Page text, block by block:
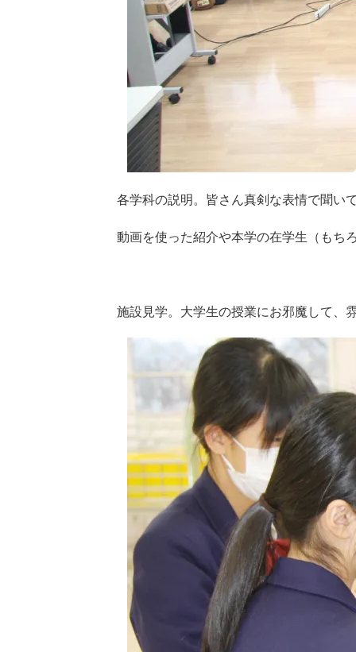
各学科の説明。皆さん真剣な表情で聞い
動画を使った紹介や本学の在学生（もち
施設見学。大学生の授業にお邪魔して、